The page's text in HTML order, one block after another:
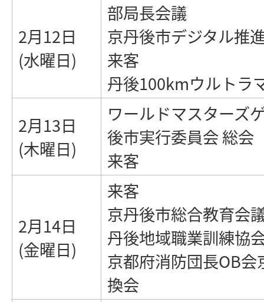
2月12日
(水曜日)
部局長会議
京丹後市デジタル推
来客
丹後100kmウルトラ
2月13日
(木曜日)
ワールドマスターズ
後市実行委員会 総会
来客
2月14日
(金曜日)
来客
京丹後市総合教育会
丹後地域職業訓練協
京都府消防団長OB
換会